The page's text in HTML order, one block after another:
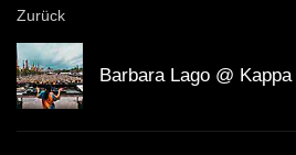
Zurück
Barbara Lago @